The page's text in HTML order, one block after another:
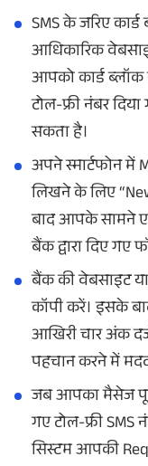
SMS के जरिए
आधिकारिक
आपको कार्ड
टोल-फ्री नंबर
सकता है।
अपने स्मार्टफोन
लिखने के लिए
बाद आपके सामने
बैंक द्वारा दिए
बैंक की वेबसाइट
कॉपी करें। इसके
आखिरी चार अंक
पहचान करने में
जब आपका मैसेज पूरी
गए टोल-फ्री
सिस्टम आपकी